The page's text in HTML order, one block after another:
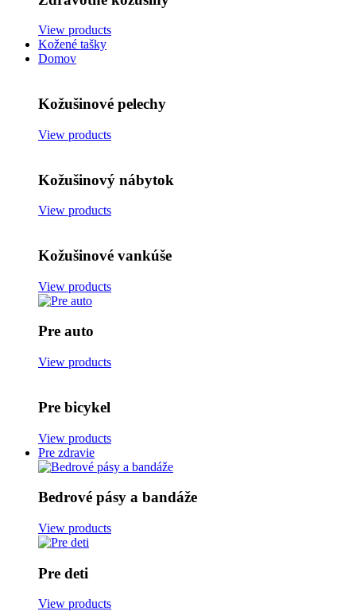
View products
Kožené tašky
Domov
Kožušinové pelechy
View products
Kožušinový nábytok
View products
Kožušinové vankúše
View products
Pre auto
View products
Pre bicykel
View products
Pre zdravie
Bedrové pásy a bandáže
View products
Pre deti
View products